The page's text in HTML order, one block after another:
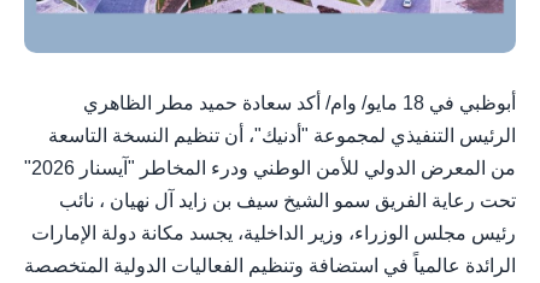
أبوظبي في 18 مايو/ وام/ أكد سعادة حميد مطر الظاهري
الرئيس التنفيذي لمجموعة "أدنيك"، أن تنظيم النسخة التاسعة
من المعرض الدولي للأمن الوطني ودرء المخاطر "آيسنار 2026"
تحت رعاية الفريق سمو الشيخ سيف بن زايد آل نهيان ، نائب
رئيس مجلس الوزراء، وزير الداخلية، يجسد مكانة دولة الإمارات
الرائدة عالمياً في استضافة وتنظيم الفعاليات الدولية المتخصصة